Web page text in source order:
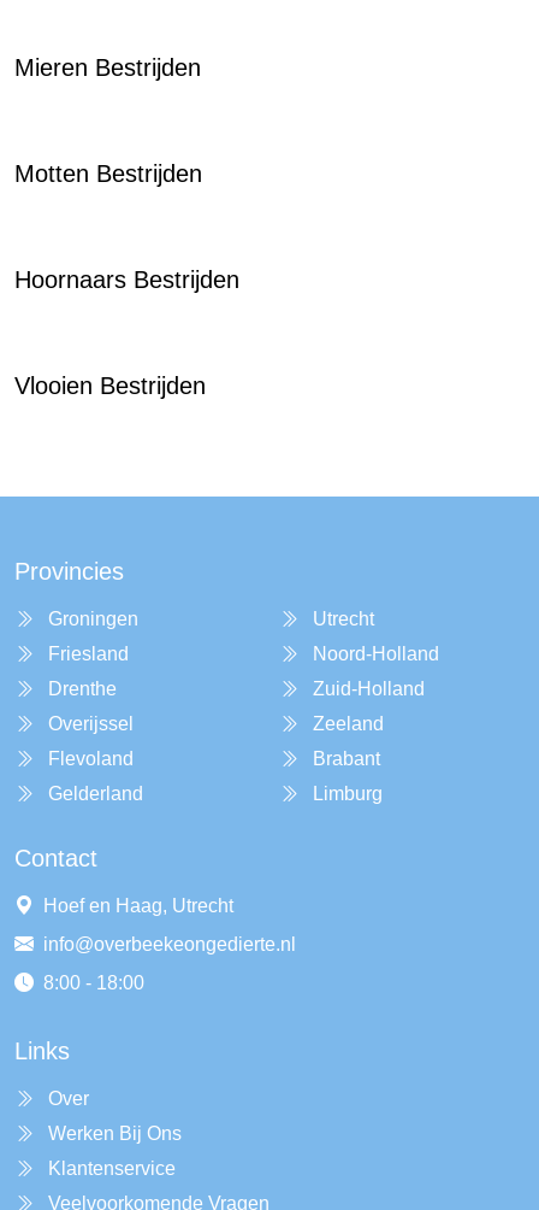
Mieren Bestrijden
Motten Bestrijden
Hoornaars Bestrijden
Vlooien Bestrijden
Provincies
Groningen
Friesland
Drenthe
Overijssel
Flevoland
Gelderland
Utrecht
Noord-Holland
Zuid-Holland
Zeeland
Brabant
Limburg
Contact
Hoef en Haag, Utrecht
info@overbeekeongedierte.nl
8:00 - 18:00
Links
Over
Werken Bij Ons
Klantenservice
Veelvoorkomende Vragen